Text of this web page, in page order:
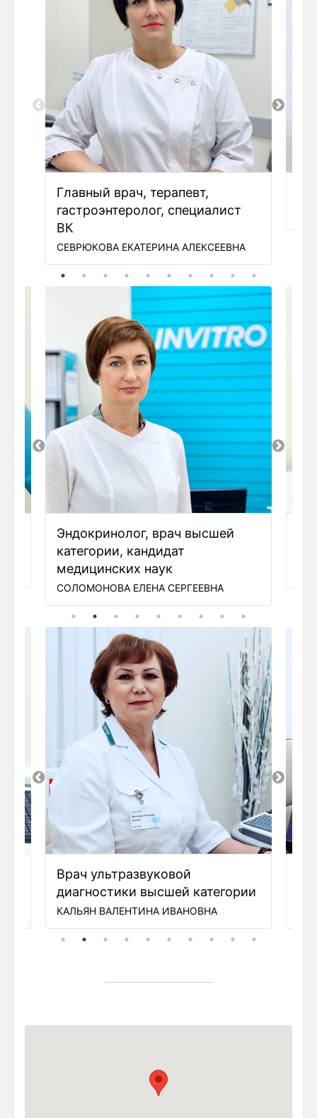
Главный врач, терапевт,
гастроэнтеролог, специалист
ВК
СЕВРЮКОВА ЕКАТЕРИНА АЛЕКСЕЕВНА
врач высшей
кандидат
наук
ЕЛЕНА СЕРГЕЕВНА
Эндокринолог,
Врач ультразвуковой
диагностики высшей категории
КАЛЬЯН ВАЛЕНТИНА ИВАНОВНА